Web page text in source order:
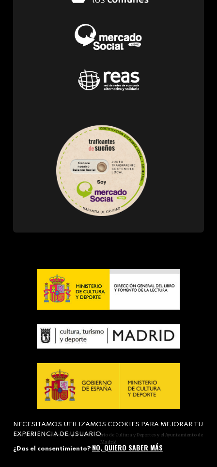
Actividad subvencionada por el Ministerio de Cultura y Deportes y el Ayuntamiento de
Madrid
NECESITAMOS UTILIZAMOS COOKIES PARA MEJORAR TU
EXPERIENCIA DE USUARIO
¿Das el consentimiento? NO, QUIERO SABER MÁS